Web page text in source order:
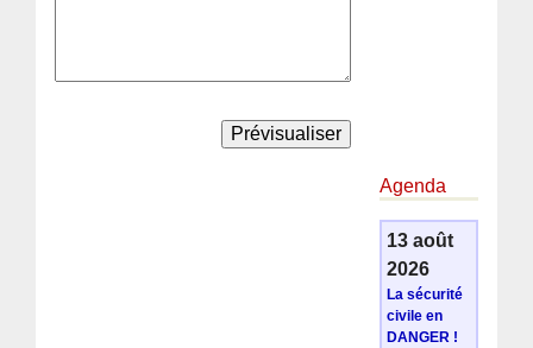
Agenda
13 août
2026
La sécurité
civile en
DANGER !